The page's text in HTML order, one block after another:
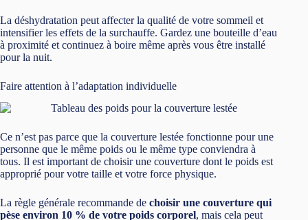
La déshydratation peut affecter la qualité de votre sommeil et
intensifier les effets de la surchauffe. Gardez une bouteille d’eau
à proximité et continuez à boire même après vous être installé
pour la nuit.
Faire attention à l’adaptation individuelle
Ce n’est pas parce que la couverture lestée fonctionne pour une
personne que le même poids ou le même type conviendra à
tous. Il est important de choisir une couverture dont le poids est
approprié pour votre taille et votre force physique.
La règle générale recommande de choisir une couverture qui
pèse environ 10 % de votre poids corporel, mais cela peut